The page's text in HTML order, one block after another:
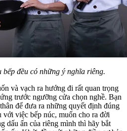
đều có những ý nghĩa riêng.
và vạch ra hướng đi rất quan trọng
trước ngưỡng cửa chọn nghề. Bạn
để đưa ra những quyết định đúng
với việc bếp núc, muốn cho ra đời
dấu ấn của riêng mình thì hãy bắt